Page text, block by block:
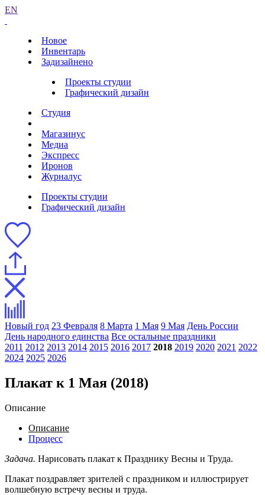
EN
Новое
Инвентарь
Задизайнено
Проекты студии
Графический дизайн
Студия
Магазинус
Медиа
Экспресс
Иронов
Журналус
Проекты студии
Графический дизайн
Новый год 23 Февраля 8 Марта 1 Мая 9 Мая День России
День народного единства Все остальные праздники
2011 2012 2013 2014 2015 2016 2017 2018 2019 2020 2021 2022
2024 2025 2026
Плакат к 1 Мая (2018)
Описание
Описание
Процесс
Задача. Нарисовать плакат к Празднику Весны и Труда.
Плакат поздравляет зрителей с праздником и иллюстрирует
волшебную встречу весны и труда.